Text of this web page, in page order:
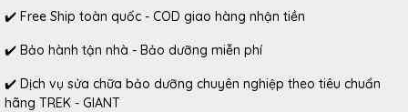
✔️ Free Ship toàn quốc - COD giao hàng nhận tiền
✔️ Bảo hành tận nhà - Bảo dưỡng miễn phí
✔️ Dịch vụ sửa chữa bảo dưỡng chuyên nghiệp theo tiêu chuẩn
hãng TREK - GIANT